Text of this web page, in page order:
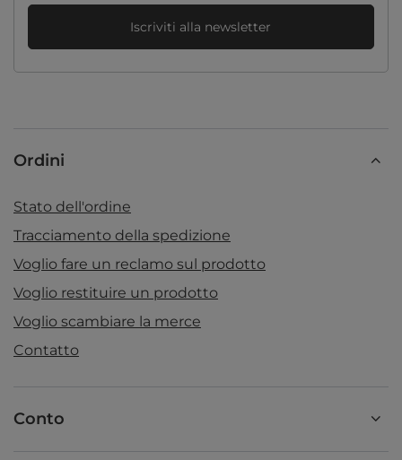
Iscriviti alla newsletter
Ordini
Stato dell'ordine
Tracciamento della spedizione
Voglio fare un reclamo sul prodotto
Voglio restituire un prodotto
Voglio scambiare la merce
Contatto
Conto